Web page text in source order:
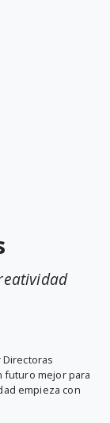
futuro mejor para
empieza con